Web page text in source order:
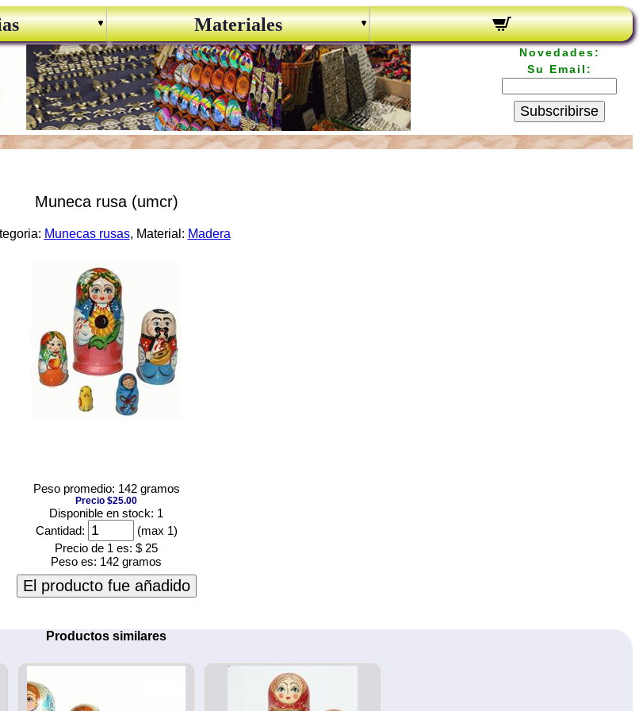
Materiales
Novedades:
Su Email:
Subscribirse
Muneca rusa (umcr)
Munecas rusas, Material: Madera
Peso promedio: 142 gramos
Precio $25.00
Disponible en stock: 1
Cantidad:
(max 1)
Precio de 1 es: $ 25
Peso es: 142 gramos
El producto fue añadido
Productos similares